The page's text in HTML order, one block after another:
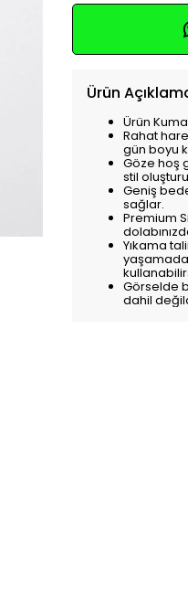
Ürün
Ürün
Rahat
gün boyu
Göze hoş
stil
Geniş
sağlar.
Premium
Yıkama
Görselde
dahil